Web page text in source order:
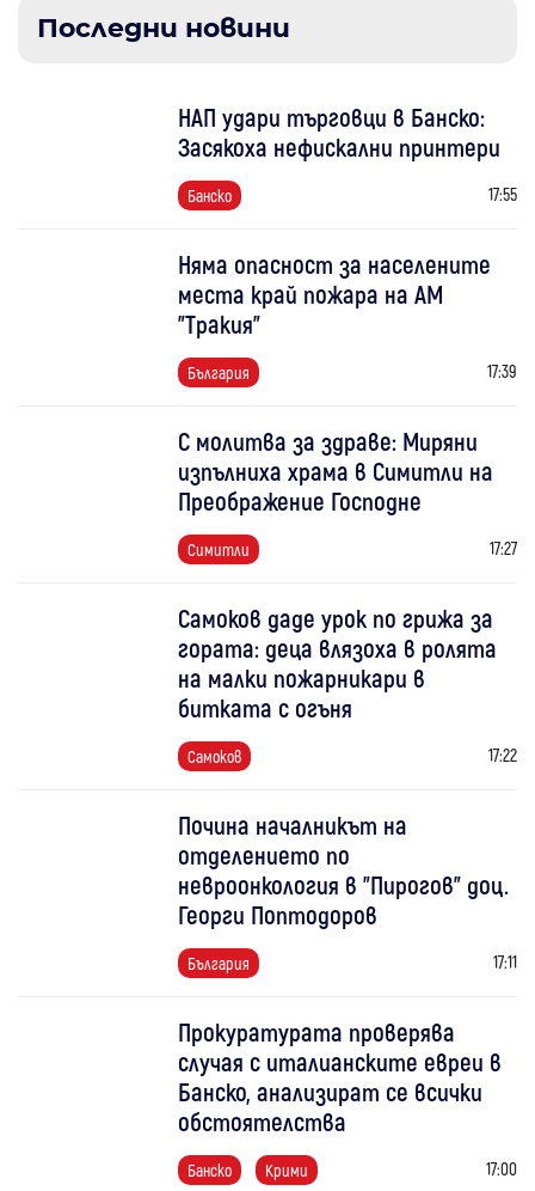
Последни новини
НАП удари търговци в Банско:
Засякоха нефискални принтери
Банско 17:55
Няма опасност за населените
места край пожара на АМ
"Тракия"
България 17:39
С молитва за здраве: Миряни
изпълниха храма в Симитли на
Преображение Господне
Симитли 17:27
Самоков даде урок по грижа за
гората: деца влязоха в ролята
на малки пожарникари в
битката с огъня
Самоков 17:22
Почина началникът на
отделението по
невроонкология в "Пирогов" доц.
Георги Поптодоров
България 17:11
Прокуратурата проверява
случая с италианските евреи в
Банско, анализират се всички
обстоятелства
Банско Крими 17:00